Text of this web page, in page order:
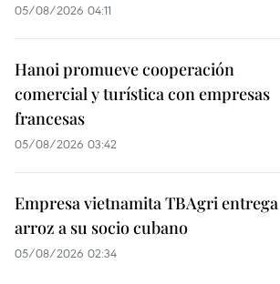
05/08/2026 04:11
Hanoi promueve cooperación
comercial y turística con empresas
francesas
05/08/2026 03:42
Empresa vietnamita TBAgri entrega
arroz a su socio cubano
05/08/2026 02:34